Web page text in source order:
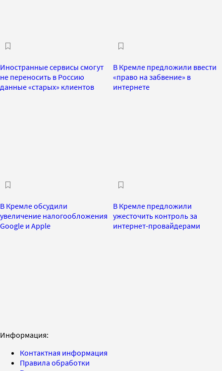
Иностранные сервисы смогут
не переносить в Россию
данные «старых» клиентов
В Кремле предложили ввести
«право на забвение» в
интернете
В Кремле обсудили
увеличение налогообложения
Google и Apple
В Кремле предложили
ужесточить контроль за
интернет-провайдерами
Информация:
Контактная информация
Правила обработки